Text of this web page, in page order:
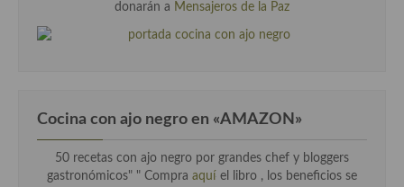
donarán a Mensajeros de la Paz
Cocina con ajo negro en «AMAZON»
50 recetas con ajo negro por grandes chef y bloggers
gastronómicos" " Compra aquí el libro , los beneficios se